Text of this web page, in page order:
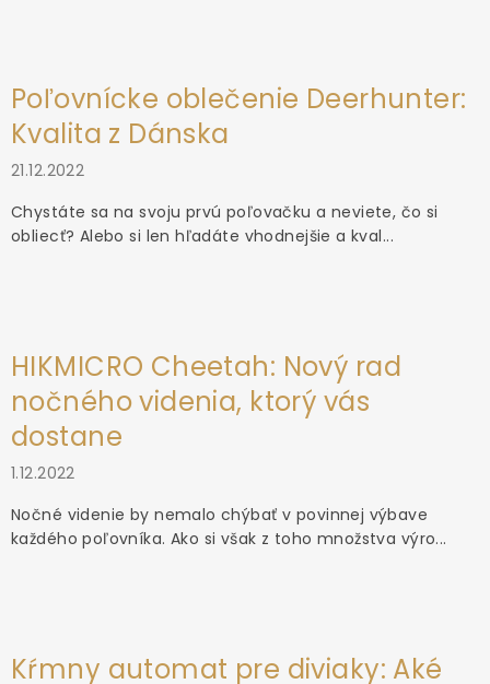
Poľovnícke oblečenie Deerhunter:
Kvalita z Dánska
21.12.2022
Chystáte sa na svoju prvú poľovačku a neviete, čo si
obliecť? Alebo si len hľadáte vhodnejšie a kval...
HIKMICRO Cheetah: Nový rad
nočného videnia, ktorý vás
dostane
1.12.2022
Nočné videnie by nemalo chýbať v povinnej výbave
každého poľovníka. Ako si však z toho množstva výro...
Kŕmny automat pre diviaky: Aké